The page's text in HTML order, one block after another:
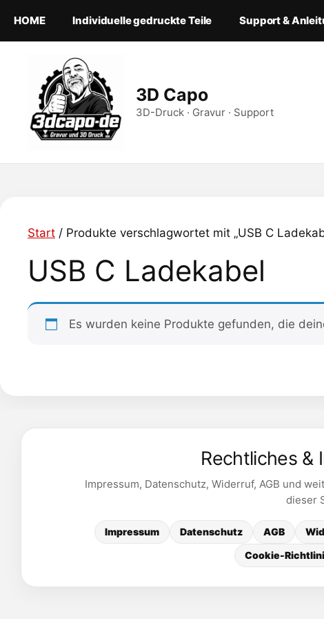
Inhalt
springen
HOME Individuelle gedruckte Teile Support &
3D Capo
3D-Druck · Gravur · Support
Start / Produkte verschlagwortet mit „USB C
USB C Ladekabel
Es wurden keine Produkte gefunden, die
Rechtliches &
Impressum, Datenschutz, Widerruf, AGB und
dieser
Impressum Datenschutz AGB
Cookie-